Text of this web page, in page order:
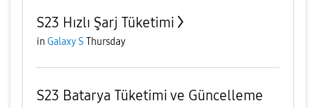
S23 Hızlı Şarj Tüketimi
in Galaxy S Thursday
S23 Batarya Tüketimi ve Güncelleme